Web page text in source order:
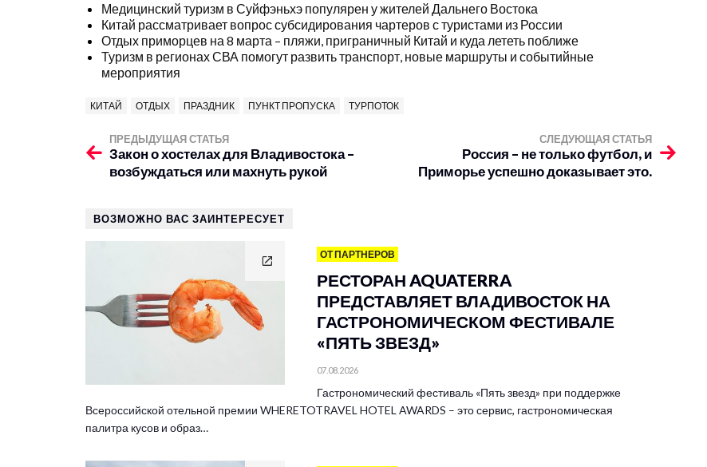
Медицинский туризм в Суйфэньхэ популярен у жителей Дальнего Востока
Китай рассматривает вопрос субсидирования чартеров с туристами из России
Отдых приморцев на 8 марта – пляжи, приграничный Китай и куда лететь поближе
Туризм в регионах СВА помогут развить транспорт, новые маршруты и событийные
мероприятия
КИТАЙ ОТДЫХ ПРАЗДНИК ПУНКТ ПРОПУСКА ТУРПОТОК
ПРЕДЫДУЩАЯ СТАТЬЯ
Закон о хостелах для Владивостока –
возбуждаться или махнуть рукой
СЛЕДУЮЩАЯ СТАТЬЯ
Россия – не только футбол, и
Приморье успешно доказывает это.
ВОЗМОЖНО ВАС ЗАИНТЕРЕСУЕТ
ОТ ПАРТНЕРОВ
РЕСТОРАН AQUATERRA
ПРЕДСТАВЛЯЕТ ВЛАДИВОСТОК НА
ГАСТРОНОМИЧЕСКОМ ФЕСТИВАЛЕ
«ПЯТЬ ЗВЕЗД»
07.08.2026
Гастрономический фестиваль «Пять звезд» при поддержке
Всероссийской отельной премии WHERETOTRAVEL HOTEL AWARDS – это сервис, гастрономическая
палитра кусов и образ…